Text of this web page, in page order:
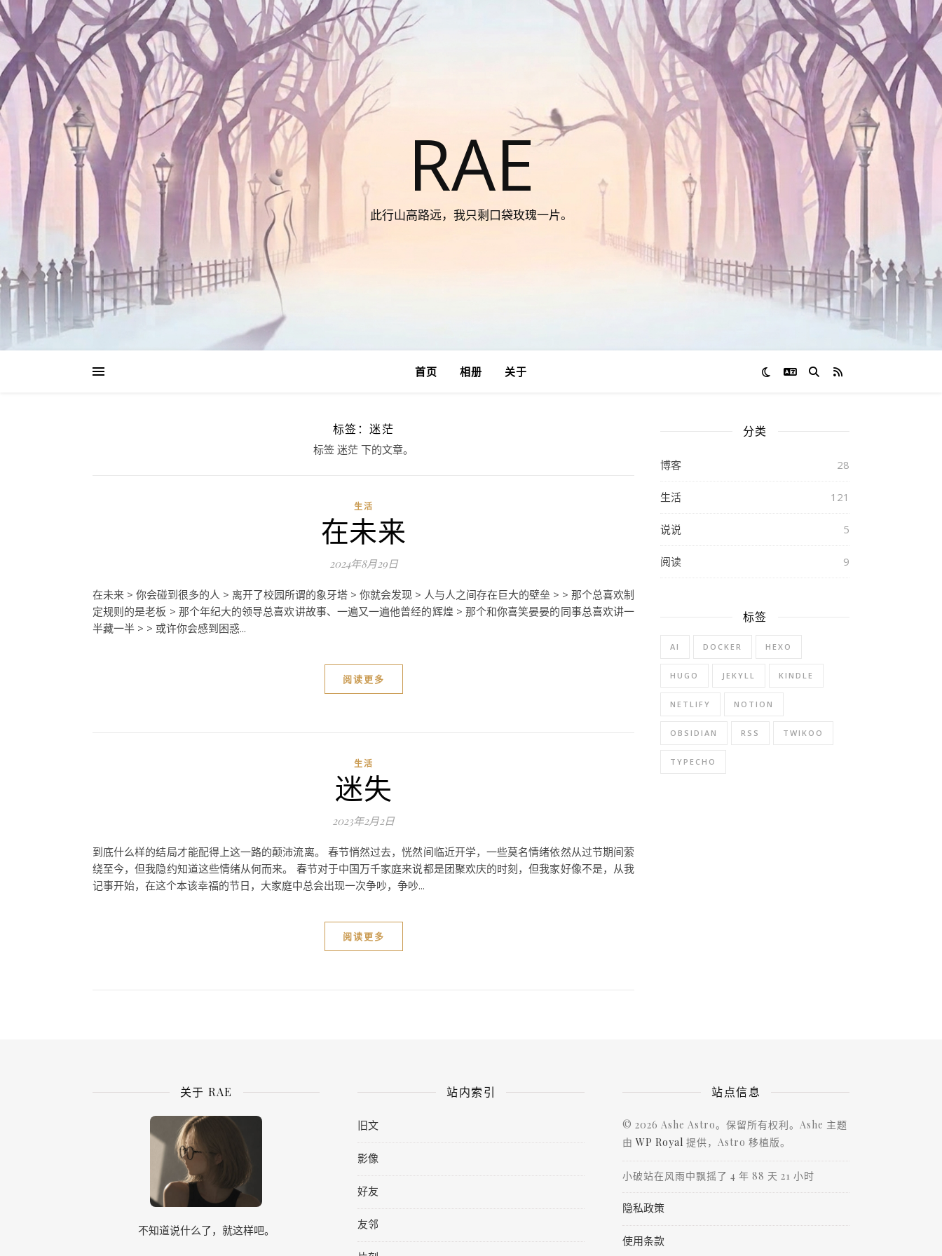
RAE
此行山高路远，我只剩口袋玫瑰一片。
切换语言RSS 订阅
首页 相册 关于
标签：迷茫
标签 迷茫 下的文章。
生活
在未来
2024年8月29日
在未来 > 你会碰到很多的人 > 离开了校园所谓的象牙塔 > 你就会发现 > 人与人之间存在巨大的壁垒 > > 那个总喜欢制
定规则的是老板 > 那个年纪大的领导总喜欢讲故事、一遍又一遍他曾经的辉煌 > 那个和你喜笑晏晏的同事总喜欢讲一
半藏一半 > > 或许你会感到困惑...
阅读更多
生活
迷失
2023年2月2日
到底什么样的结局才能配得上这一路的颠沛流离。 春节悄然过去，恍然间临近开学，一些莫名情绪依然从过节期间萦
绕至今，但我隐约知道这些情绪从何而来。 春节对于中国万千家庭来说都是团聚欢庆的时刻，但我家好像不是，从我
记事开始，在这个本该幸福的节日，大家庭中总会出现一次争吵，争吵...
阅读更多
分类
博客 28
生活 121
说说 5
阅读 9
标签
AI DOCKER HEXO
HUGO JEKYLL KINDLE
NETLIFY NOTION
OBSIDIAN RSS TWIKOO
TYPECHO
关于 RAE
不知道说什么了，就这样吧。
站内索引
旧文
影像
好友
友邻
站点信息
© 2026 Ashe Astro。保留所有权利。Ashe 主题
由 WP Royal 提供，Astro 移植版。
小破站在风雨中飘摇了 4 年 88 天 21 小时
隐私政策
使用条款